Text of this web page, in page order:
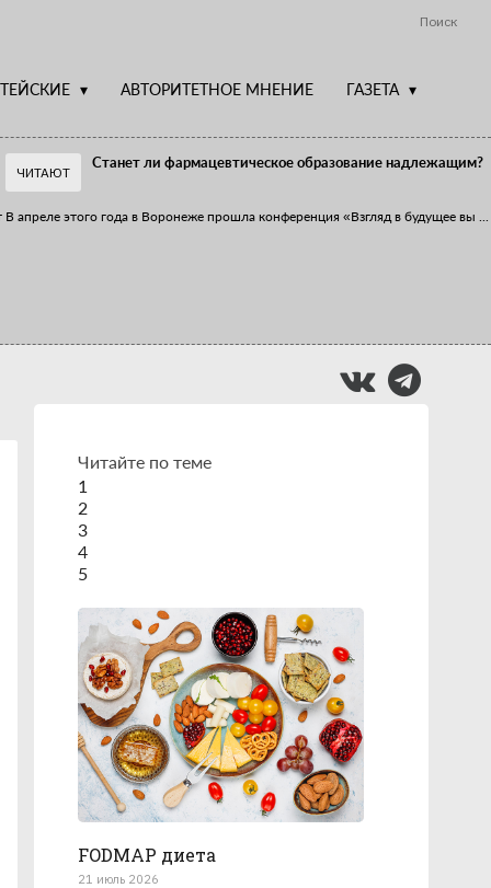
Поиск
АВТОРИТЕТНОЕ МНЕНИЕ ГАЗЕТА
ЧИТАЮТ
Станет ли фармацевтическое образование надлежащим?
В апреле этого года в Воронеже прошла конференция «Взгляд в будущее вы
Читайте по теме
1
2
3
4
5
FODMAP диета
21 июль 2026